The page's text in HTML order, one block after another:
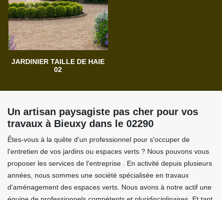
JARDINIER TAILLE DE HAIE
02
Un artisan paysagiste pas cher pour vos
travaux à Bieuxy dans le 02290
Êtes-vous à la quête d'un professionnel pour s'occuper de
l'entretien de vos jardins ou espaces verts ? Nous pouvons vous
proposer les services de l'entreprise . En activité depuis plusieurs
années, nous sommes une société spécialisée en travaux
d'aménagement des espaces verts. Nous avons à notre actif une